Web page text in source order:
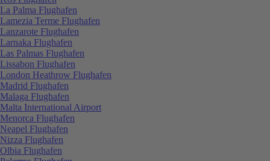
La Palma Flughafen
Lamezia Terme Flughafen
Lanzarote Flughafen
Larnaka Flughafen
Las Palmas Flughafen
Lissabon Flughafen
London Heathrow Flughafen
Madrid Flughafen
Malaga Flughafen
Malta International Airport
Menorca Flughafen
Neapel Flughafen
Nizza Flughafen
Olbia Flughafen